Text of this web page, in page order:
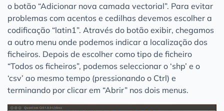
o botão “Adicionar nova camada vectorial”. Para evitar
problemas com acentos e cedilhas devemos escolher a
codificação “latin1”. Através do botão exibir, chegamos
a outro menu onde podemos indicar a localização dos
ficheiros. Depois de escolher como tipo de ficheiro
“Todos os ficheiros”, podemos seleccionar o ‘shp’ e o
‘csv’ ao mesmo tempo (pressionando o Ctrl) e
terminando por clicar em “Abrir” nos dois menus.